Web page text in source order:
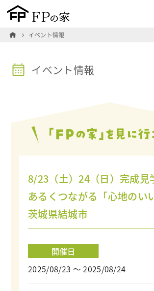
イベント情報
イベント情報
8/23（土）24（日）完成
あるくつながる「心地のい
茨城県結城市
開催日
2025/08/23 ～ 2025/08/24